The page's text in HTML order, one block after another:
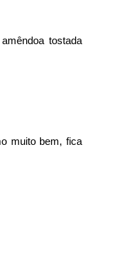
tostada
muito bem, fica